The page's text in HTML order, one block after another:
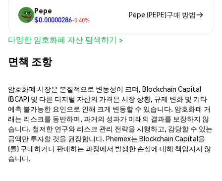
Pepe
$0.00000286-0.40%
Pepe (PEPE)구매 방법
다양한 암호화폐 자산 탐색하기 >
면책 조항
암호화폐 시장은 본질적으로 변동성이 크며, Blockchain Capital
(BCAP) 및 다른 디지털 자산의 가격은 시장 상황, 규제 변화 및 기타
예측 불가능한 요인으로 인해 크게 변동할 수 있습니다. 암호화폐 거
래는 리스크를 동반하며, 과거의 성과가 미래의 결과를 보장하지 않
습니다. 철저한 연구와 리스크 관리 전략을 시행하고, 감당할 수 있는
금액만 투자할 것을 권장합니다. Phemex는 Blockchain Capital을
(를) 구매하거나 판매하는 과정에서 발생한 손실에 대해 책임지지 않
습니다.